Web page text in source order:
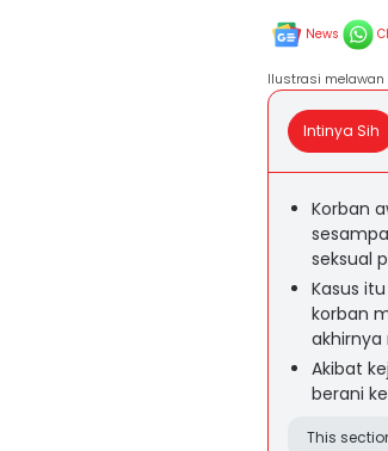
News
Ilustrasi
Intinya Sih
Korban
seksual
Kasus
korban
Akibat
berani
This